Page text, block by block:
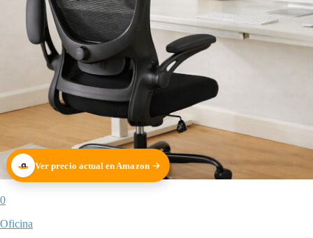
Ver precio actual en Amazon
0
Oficina